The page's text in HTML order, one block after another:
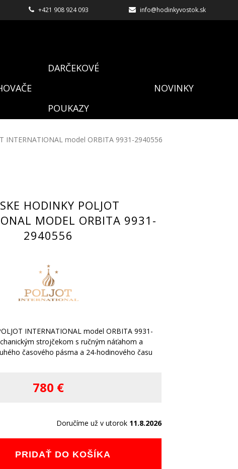
+421 908 924 093 info@hodinkyvostok.sk
DARČEKOVÉ
POUKAZY
NOVINKY
INTERNATIONAL model ORBITA 9931-2940556
HODINKY POLJOT
MODEL ORBITA 9931-
2940556
INTERNATIONAL model ORBITA 9931-
strojčekom s ručným náťahom a
časového pásma a 24-hodinového času
780 €
Doručíme už v utorok 11.8.2026
PRIDAŤ DO KOŠÍKA